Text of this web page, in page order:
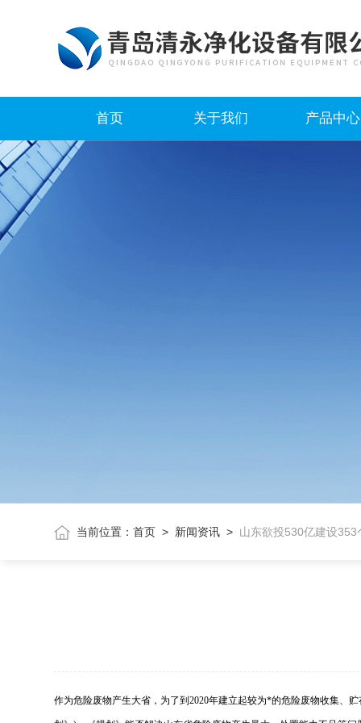
首页 关于我们 产品中心
当前位置：首页 > 新闻资讯 > 山东欲投530亿建设353
作为危险废物产生大省，为了到2020年建立起较为*的危险废物收集、